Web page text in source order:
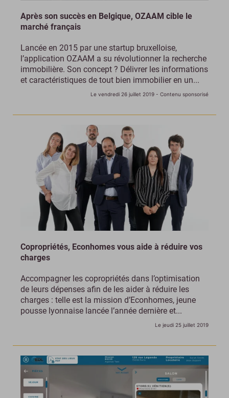
Après son succès en Belgique, OZAAM cible le
marché français
Lancée en 2015 par une startup bruxelloise,
l’application OZAAM a su révolutionner la recherche
immobilière. Son concept ? Délivrer les informations
et caractéristiques de tout bien immobilier en un...
Le vendredi 26 juillet 2019 - Contenu sponsorisé
Copropriétés, Econhomes vous aide à réduire vos
charges
Accompagner les copropriétés dans l’optimisation
de leurs dépenses afin de les aider à réduire les
charges : telle est la mission d’Econhomes, jeune
pousse lyonnaise lancée l’année dernière et...
Le jeudi 25 juillet 2019